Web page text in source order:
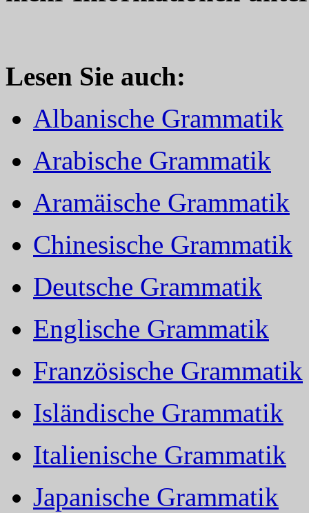
Lesen Sie auch:
Albanische Grammatik
Arabische Grammatik
Aramäische Grammatik
Chinesische Grammatik
Deutsche Grammatik
Englische Grammatik
Französische Grammatik
Isländische Grammatik
Italienische Grammatik
Japanische Grammatik